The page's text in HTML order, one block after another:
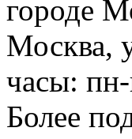
городе
Москва,
часы:
Более